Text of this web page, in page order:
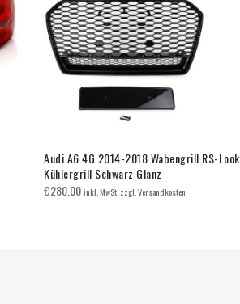
Audi A6 4G 2014-2018 Wabengrill RS-Look
Kühlergrill Schwarz Glanz
€280.00inkl. MwSt. zzgl. Versandkosten